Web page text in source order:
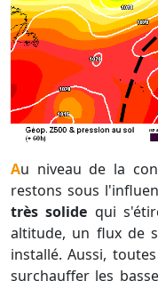
Au niveau de la configuration météorologique, nous
restons sous
très solide qui
altitude, un flux de
installé. Aussi,
surchauffer les